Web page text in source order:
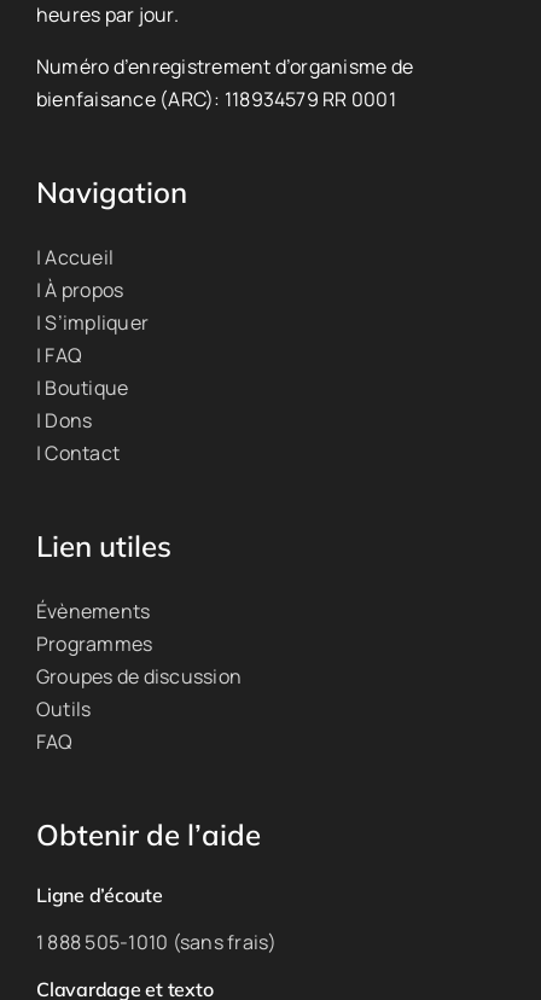
heures par jour.
Numéro d’enregistrement d’organisme de
bienfaisance (ARC): 118934579 RR 0001
Navigation
| Accueil
| À propos
| S’impliquer
| FAQ
| Boutique
| Dons
| Contact
Lien utiles
Évènements
Programmes
Groupes de discussion
Outils
FAQ
Obtenir de l’aide
Ligne d’écoute
1 888 505-1010 (sans frais)
Clavardage et texto